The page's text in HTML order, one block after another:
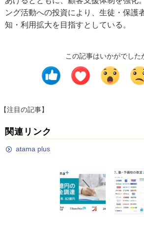
ング活動への投資により、生徒・保護
知・利用拡大を目指すとしている。
この記事はいかがでした
【注目の記事】
関連リンク
atama plus